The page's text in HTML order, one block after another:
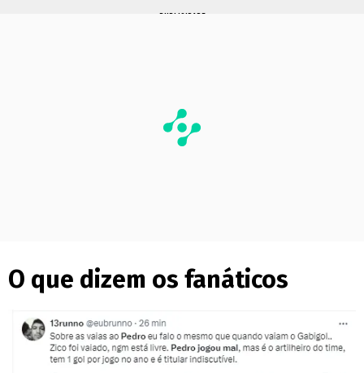
PUBLICIDADE
O que dizem os fanáticos